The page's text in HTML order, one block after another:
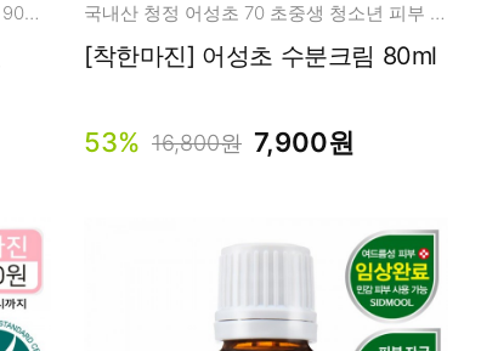
사랑하는 어머니 피부를 위한 콜라겐수 90% + 아데노신 앰플 국내산 청정 어성초 70 초중생 청소년 피부 고민부터 진정 수딩 케어!
[착한마진] 어성초 수분크림 80ml
53% 16,800원 7,900원